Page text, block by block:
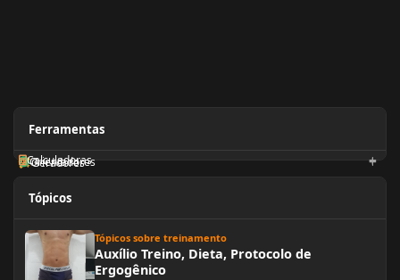
Ferramentas
Geradores
Orientadores
Calculadoras
Tópicos
Tópicos sobre treinamento
Auxílio Treino, Dieta, Protocolo de
Ergogênico